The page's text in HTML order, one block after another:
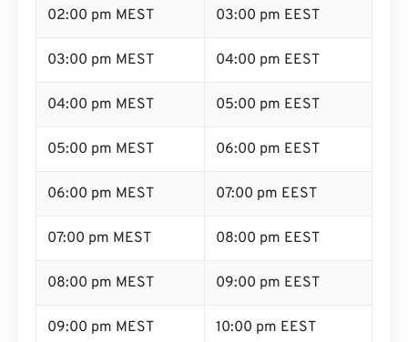
02:00 pm MEST 03:00 pm EEST
03:00 pm MEST 04:00 pm EEST
04:00 pm MEST 05:00 pm EEST
05:00 pm MEST 06:00 pm EEST
06:00 pm MEST 07:00 pm EEST
07:00 pm MEST 08:00 pm EEST
08:00 pm MEST 09:00 pm EEST
09:00 pm MEST 10:00 pm EEST